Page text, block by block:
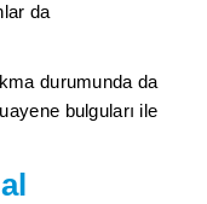
da
durumunda da
bulguları ile